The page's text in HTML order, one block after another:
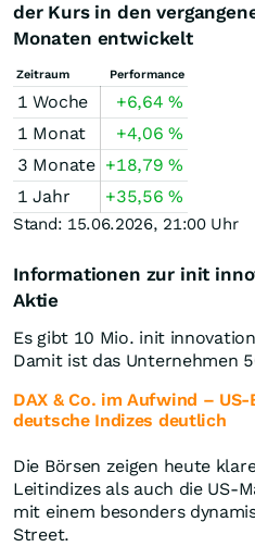
der Kurs in den
Monaten entwickelt
Zeitraum Performance
1 Woche +6,64%
1 Monat
+4,06%
3 Monate +18,79%
1 Jahr
+35,56%
Stand: 15.06.2026, 21:00 Uhr
Informationen zur init
Aktie
Es gibt 10 Mio. init
Damit ist das Unternehmen
DAX & Co. im Aufwind –
deutsche Indizes deutlich
Die Börsen zeigen heute
Leitindizes als auch die US-
mit einem besonders
Street.